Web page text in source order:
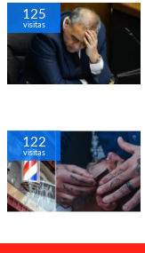
125
visitas
122
visitas